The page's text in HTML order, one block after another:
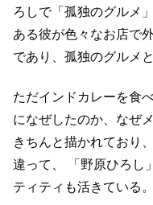
ろしで「孤独のグルメ
ある彼が色々なお店で
であり、孤独のグルメ
ただインドカレーを食
になぜしたのか、なぜ
きちんと描かれており
違って、
「野原ひろし
ティティも活きている。